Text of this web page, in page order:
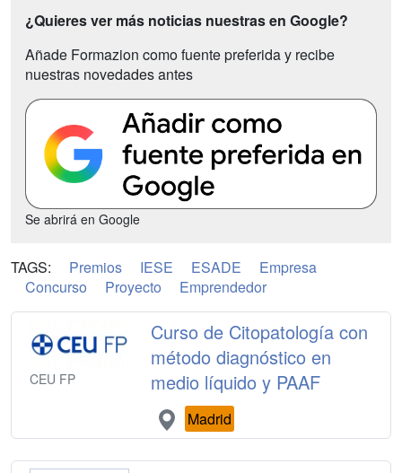
¿Quieres ver más noticias nuestras en Google?
Añade Formazion como fuente preferida y recibe
nuestras novedades antes
Se abrirá en Google
TAGS: Premios IESE ESADE
Empresa
Concurso
Proyecto Emprendedor
CEU FP
Curso de Citopatología con
método diagnóstico en
medio líquido y PAAF
Madrid